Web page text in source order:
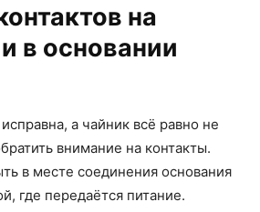
на
в основании
а чайник всё равно не
внимание на контакты.
в месте соединения основания
где передаётся питание.